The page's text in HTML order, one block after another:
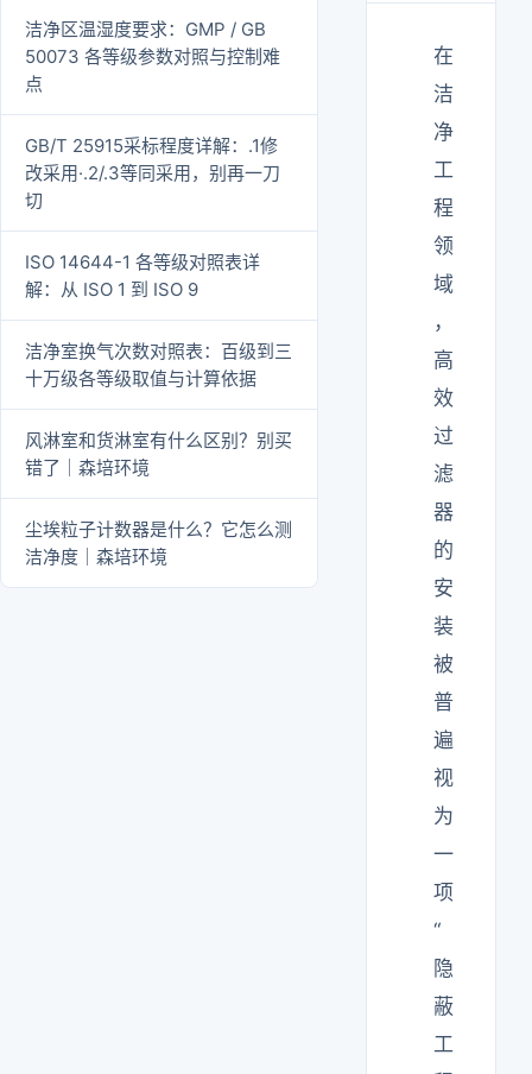
洁净区温湿度要求：GMP / GB
50073 各等级参数对照与控制难
点
GB/T 25915采标程度详解：.1修
改采用·.2/.3等同采用，别再一刀
切
ISO 14644-1 各等级对照表详
解：从 ISO 1 到 ISO 9
洁净室换气次数对照表：百级到三
十万级各等级取值与计算依据
风淋室和货淋室有什么区别？别买
错了｜森培环境
尘埃粒子计数器是什么？它怎么测
洁净度｜森培环境
在
洁
净
工
程
领
域
，
高
效
过
滤
器
的
安
装
被
普
遍
视
为
一
项
“
隐
蔽
工